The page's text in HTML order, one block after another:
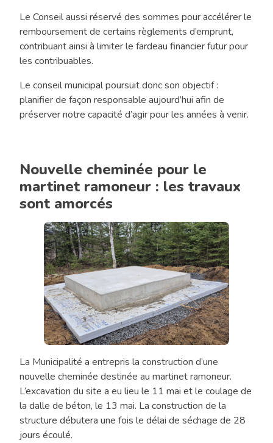
Le Conseil aussi réservé des sommes pour accélérer le
remboursement de certains règlements d’emprunt,
contribuant ainsi à limiter le fardeau financier futur pour
les contribuables.
Le conseil municipal poursuit donc son objectif :
planifier de façon responsable aujourd’hui afin de
préserver notre capacité d’agir pour les années à venir.
Nouvelle cheminée pour le
martinet ramoneur : les travaux
sont amorcés
Chronique
«Tout
l’monde
en
jase»
La Municipalité a entrepris la construction d’une
nouvelle cheminée destinée au martinet ramoneur.
L’excavation du site a eu lieu le 11 mai et le coulage de
la dalle de béton, le 13 mai. La construction de la
structure débutera une fois le délai de séchage de 28
jours écoulé.